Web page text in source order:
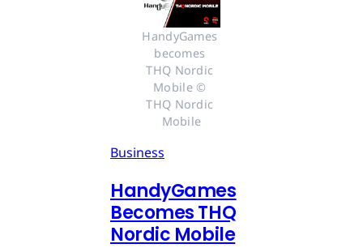
HandyGames
becomes
THQ Nordic
Mobile ©
THQ Nordic
Mobile
Business
HandyGames
Becomes THQ
Nordic Mobile